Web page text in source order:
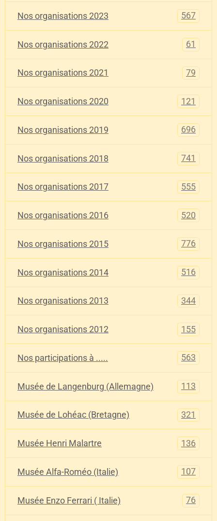
Nos organisations 2023 567
Nos organisations 2022 61
Nos organisations 2021 79
Nos organisations 2020 121
Nos organisations 2019 696
Nos organisations 2018 741
Nos organisations 2017 555
Nos organisations 2016 520
Nos organisations 2015 776
Nos organisations 2014 516
Nos organisations 2013 344
Nos organisations 2012 155
Nos participations à ..... 563
Musée de Langenburg (Allemagne) 113
Musée de Lohéac (Bretagne) 321
Musée Henri Malartre 136
Musée Alfa-Roméo (Italie) 107
Musée Enzo Ferrari ( Italie) 76